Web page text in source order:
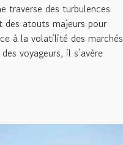
traverse des turbulences
des atouts majeurs pour
à la volatilité des marchés
voyageurs, il s’avère